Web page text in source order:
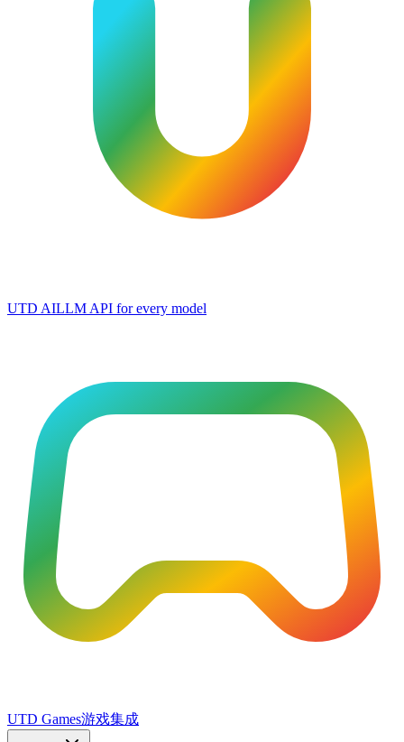
UTD AILLM API for every model
UTD Games游戏集成